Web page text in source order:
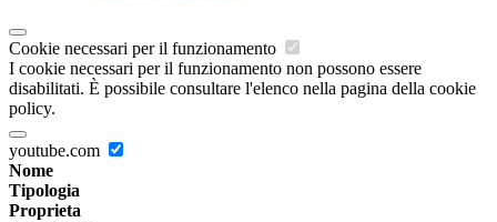
Cookie necessari per il funzionamento
I cookie necessari per il funzionamento non possono essere
disabilitati. È possibile consultare l'elenco nella pagina della cookie
policy.
youtube.com
Nome
Tipologia
Proprieta